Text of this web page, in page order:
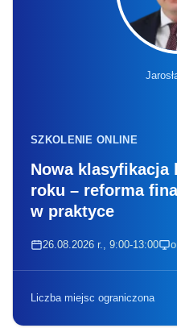
SZKOLENIE ONLINE
Nowa klasyfikacja
roku – reforma
w praktyce
26.08.2026 r., 9:00-13:00
Liczba miejsc ograniczona